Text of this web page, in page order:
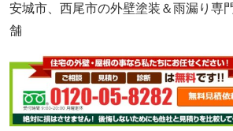
安城市、西尾市の外壁塗装＆雨漏り
舗